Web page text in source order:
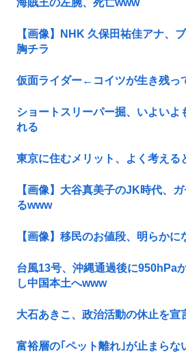
【画像】NHK 久保田祐佳アナ、
胸チラ
仮面ライダー←コイツが生き残っ
ショートスリーパー掘、いよいよ
れる
東京に住むメリット、よく考える
【画像】大谷真美子のJK時代、
るwww
【画像】移民のお値段、明らかに
台風13号、沖縄通過後に950hPa
し中国本土へwww
大石あきこ、政治活動の休止を宣
富裕層の｢ペット離れ｣が止まらな